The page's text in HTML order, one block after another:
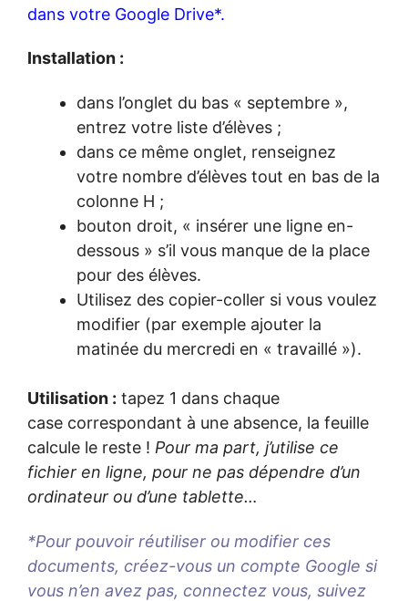
dans votre Google Drive*.
Installation :
dans l’onglet du bas « septembre »,
entrez votre liste d’élèves ;
dans ce même onglet, renseignez
votre nombre d’élèves tout en bas de la
colonne H ;
bouton droit, « insérer une ligne en-
dessous » s’il vous manque de la place
pour des élèves.
Utilisez des copier-coller si vous voulez
modifier (par exemple ajouter la
matinée du mercredi en « travaillé »).
Utilisation : tapez 1 dans chaque
case correspondant à une absence, la feuille
calcule le reste ! Pour ma part, j’utilise ce
fichier en ligne, pour ne pas dépendre d’un
ordinateur ou d’une tablette…
*Pour pouvoir réutiliser ou modifier ces
documents, créez-vous un compte Google si
vous n’en avez pas, connectez vous, suivez